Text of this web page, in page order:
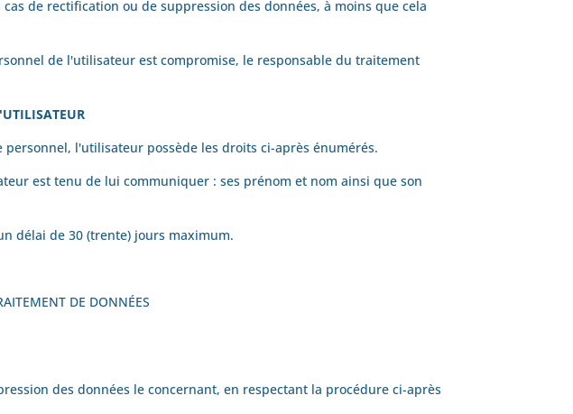
de rectification ou de suppression des données, à moins que cela
de l'utilisateur est compromise, le responsable du traitement
l'utilisateur possède les droits ci-après énumérés.
est tenu de lui communiquer : ses prénom et nom ainsi que son
délai de 30 (trente) jours maximum.
DE DONNÉES
des données le concernant, en respectant la procédure ci-après